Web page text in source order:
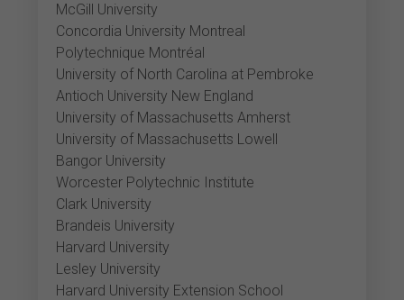
McGill University
Concordia University Montreal
Polytechnique Montréal
University of North Carolina at Pembroke
Antioch University New England
University of Massachusetts Amherst
University of Massachusetts Lowell
Bangor University
Worcester Polytechnic Institute
Clark University
Brandeis University
Harvard University
Lesley University
Harvard University Extension School